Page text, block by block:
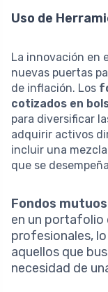
Uso de
La innovación en
nuevas puertas
de inflación. Los
cotizados en
para diversificar
adquirir activos
incluir una
que se
Fondos
en un portafolio
profesionales,
aquellos que
necesidad de